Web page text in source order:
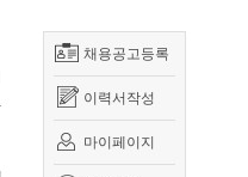
채용공고등록
이력서작성
마이페이지